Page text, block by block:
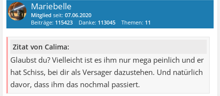
Mariebelle
Mitglied seit:07.06.2020
Beiträge: 115423 Danke: 113045 Themen: 11
Zitat von Calima:
Glaubst du? Vielleicht ist es ihm nur mega peinlich und er
hat Schiss, bei dir als Versager dazustehen. Und natürlich
davor, dass ihm das nochmal passiert.